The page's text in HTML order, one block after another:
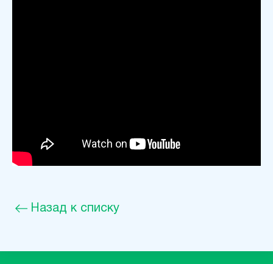
Назад к списку